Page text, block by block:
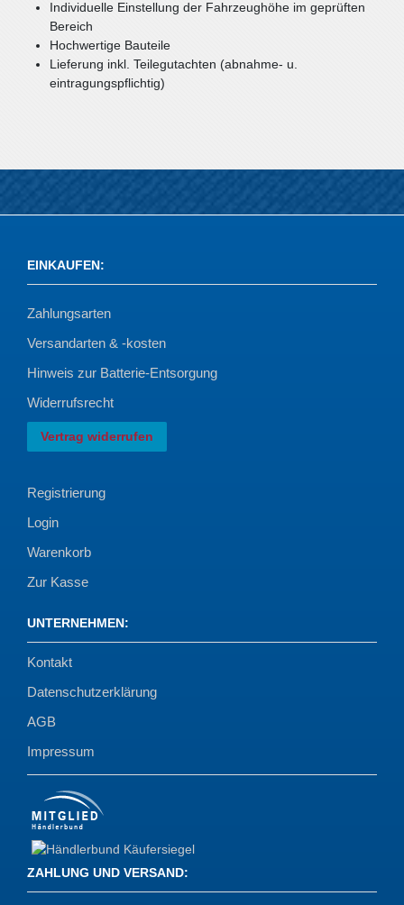
Individuelle Einstellung der Fahrzeughöhe im geprüften
Bereich
Hochwertige Bauteile
Lieferung inkl. Teilegutachten (abnahme- u.
eintragungspflichtig)
EINKAUFEN:
Zahlungsarten
Versandarten & -kosten
Hinweis zur Batterie-Entsorgung
Widerrufsrecht
Vertrag widerrufen
Registrierung
Login
Warenkorb
Zur Kasse
UNTERNEHMEN:
Kontakt
Datenschutzerklärung
AGB
Impressum
ZAHLUNG UND VERSAND: